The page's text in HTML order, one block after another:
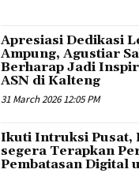
Apresiasi Dedikasi
Ampung, Agustiar
Berharap Jadi
ASN di Kalteng
31 March 2026 12:05 PM
Ikuti Intruksi Pusat,
segera Terapkan
Pembatasan Digital